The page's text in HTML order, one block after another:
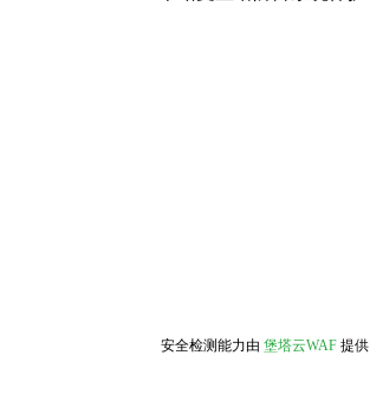
安全检测能力由 堡塔云WAF 提供